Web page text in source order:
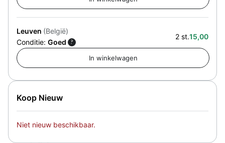
Leuven (België)
Conditie: Goed ?
2 st.15,00
Koop Nieuw
Niet nieuw beschikbaar.